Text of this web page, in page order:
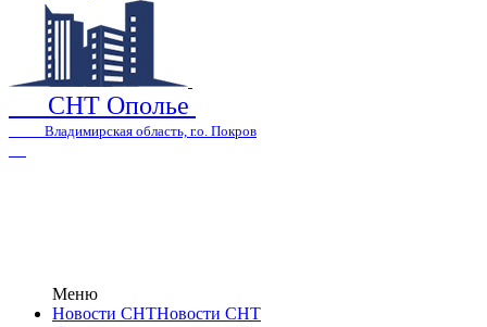
СНТ Ополье
Владимирская область, г.о. Покров
Меню
Новости СНТНовости СНТ